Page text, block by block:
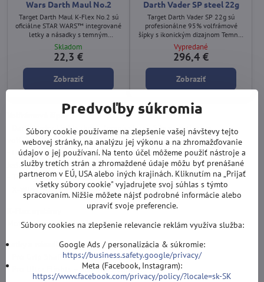
Wars Darth Maul No.2
Target Darth Maul K‑Flex No.2 sú
oficiálne STAR WARS™ integrované
letky a násadky s temným
dizajnom inšpirovaným
legendárnym Sithom Darthom
Maulom. K‑Flex systém je dostupný
v troch dĺžkach.
Skladom
22,3 €
Zobraziť
Darth Vader SP steel 22g
Target Darth Vader SP 22g sú
profesionálne 95% volfrámové
šípky s ikonickým dizajnom Temnej
strany. Swiss Point systém, čierny
PVD povrch a K‑Flex letky
zabezpečujú špičkový výkon. V
balení je 6 kusov K‑Flex – čierne
na šípkach, červené v puzdre.
Vypredané
296,4 €
Zobraziť
Volfrámové šípky
- Darth Vader Lightsaber – temná strana Sily v precíznom
volfrámovom prevedení
- Luke Skywalker Lightsaber – ikonický dizajn inšpirovaný rytierom
- TIE Fighter 90% volfrám – agresívny profil a stabilný let
- X‑Wing 90% volfrám – rýchlosť, presnosť a čistý dizajn
Motívy: Darth Maul, R2‑D2, Stormtrooper.
Letky a násadky
- Pro Grip Shafts – Star Wars Edition
- Pro Ultra Flights – Star Wars Edition
Predvoľby súkromia
Súbory cookie používame na zlepšenie vašej návštevy tejto
webovej stránky, na analýzu jej výkonu a na zhromažďovanie
údajov o jej používaní. Na tento účel môžeme použiť nástroje a
služby tretích strán a zhromaždené údaje môžu byť prenášané
partnerom v EÚ, USA alebo iných krajinách. Kliknutím na „Prijať
všetky súbory cookie" vyjadrujete svoj súhlas s týmto
spracovaním. Nižšie môžete nájsť podrobné informácie alebo
upraviť svoje preferencie.
Súbory cookies na zlepšenie relevancie reklám využíva služba:
Google Ads / personalizácia & súkromie:
https://business.safety.google/privacy/
Meta (Facebook, Instagram):
https://www.facebook.com/privacy/policy/?locale=sk-SK